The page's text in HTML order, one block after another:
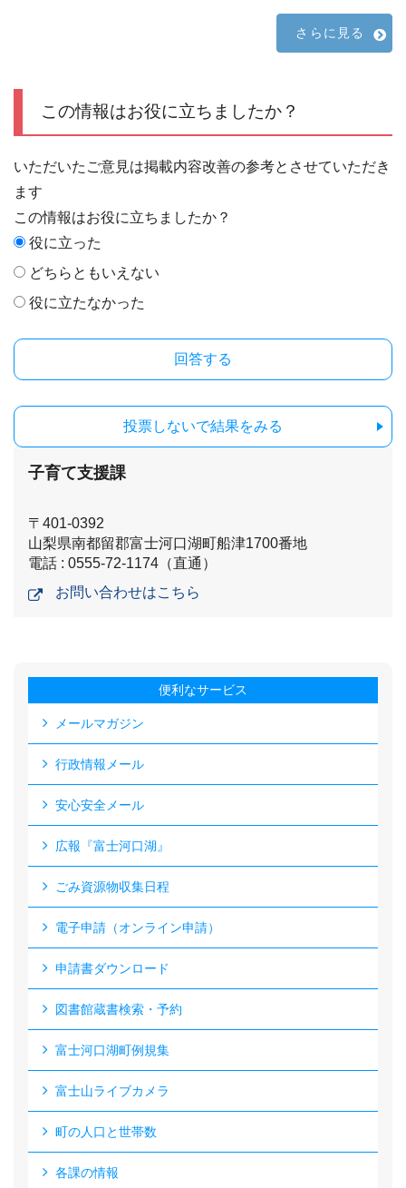
さらに見る
この情報はお役に立ちましたか？
いただいたご意見は掲載内容改善の参考とさせていただき
ます
この情報はお役に立ちましたか？
役に立った
どちらともいえない
役に立たなかった
投票しないで結果をみる
子育て支援課
〒401-0392
山梨県南都留郡富士河口湖町船津1700番地
電話 : 0555-72-1174（直通）
お問い合わせはこちら
便利なサービス
メールマガジン
行政情報メール
安心安全メール
広報『富士河口湖』
ごみ資源物収集日程
電子申請（オンライン申請）
申請書ダウンロード
図書館蔵書検索・予約
富士河口湖町例規集
富士山ライブカメラ
町の人口と世帯数
各課の情報